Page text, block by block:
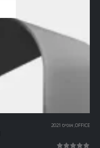
OFFICE
, אופיס 2021